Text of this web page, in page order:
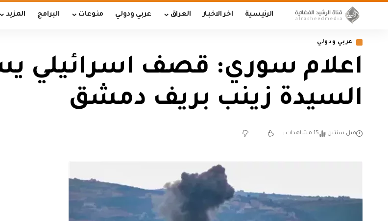
الرئيسية اخر الاخبار العراق عربي ودولي منوعات البرامج المزيد
عربي ودولي
اعلام سوري: قصف اسرائيلي
السيدة زينب بريف دمشق
قبل سنتين 15 مشاهدات